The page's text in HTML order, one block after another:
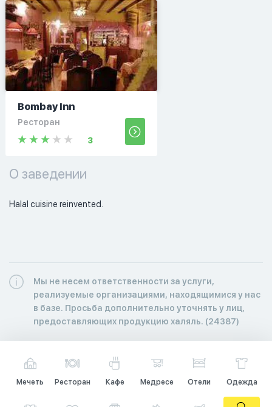
Bombay Inn
Ресторан
3
О заведении
Halal cuisine reinvented.
Мы не несем ответственности за услуги,
реализуемые организациями, находящимися у нас
в базе. Просьба дополнительно уточнять у лиц,
предоставляющих продукцию халяль. (24387)
Мечеть Ресторан Кафе Медресе Отели Одежда